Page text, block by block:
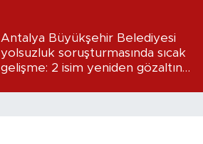
Antalya Büyükşehir Belediyesi
yolsuzluk soruşturmasında sıcak
gelişme: 2 isim yeniden gözaltına